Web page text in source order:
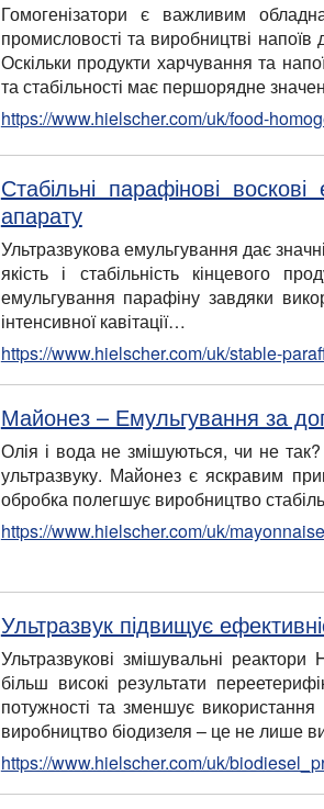
Гомогенізатори є важливим
промисловості та виробництві
Оскільки продукти харчування та
та стабільності має першорядне
https://www.hielscher.com/uk/food-
Стабільні парафінові
апарату
Ультразвукова емульгування дає
якість і стабільність кінцевого
емульгування парафіну завдяки
інтенсивної кавітації…
https://www.hielscher.com/uk/stable-
Майонез – Емульгування за
Олія і вода не змішуються, чи не
ультразвуку. Майонез є яскравим
обробка полегшує виробництво
https://www.hielscher.com/uk/
Ультразвук підвищує
Ультразвукові змішувальні
більш високі результати
потужності та зменшує
виробництво біодизеля – це не лише
https://www.hielscher.com/uk/